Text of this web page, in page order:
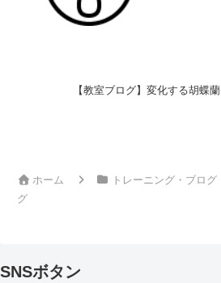
【教室ブログ】変化する胡蝶蘭
ホーム トレーニング・ブログ
グ
SNSボタン